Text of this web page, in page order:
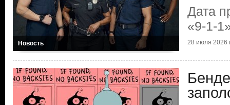
Новость
Дата
«9-1-
28 июля 2026